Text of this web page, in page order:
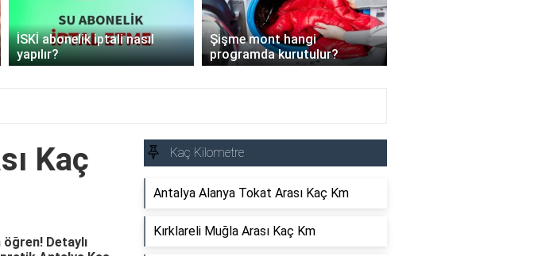
İSKİ abonelik iptali nasıl
yapılır?
Şişme mont hangi
programda kurutulur?
›
Kaç
Detaylı
Kaç Kilometre
Antalya Alanya Tokat Arası Kaç Km
Kırklareli Muğla Arası Kaç Km